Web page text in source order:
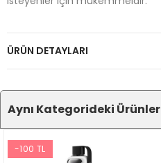
ÜRÜN DETAYLARI
Aynı Kategorideki Ürünler
-100 TL